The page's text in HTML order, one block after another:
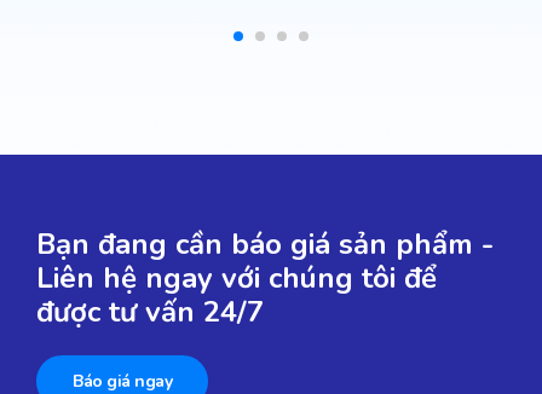
Bạn đang cần báo giá sản phẩm -
Liên hệ ngay với chúng tôi để
được tư vấn 24/7
Báo giá ngay